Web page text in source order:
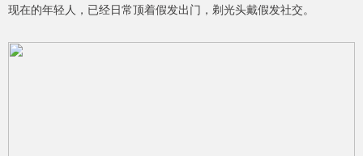
现在的年轻人，已经日常顶着假发出门，剃光头戴假发社交。